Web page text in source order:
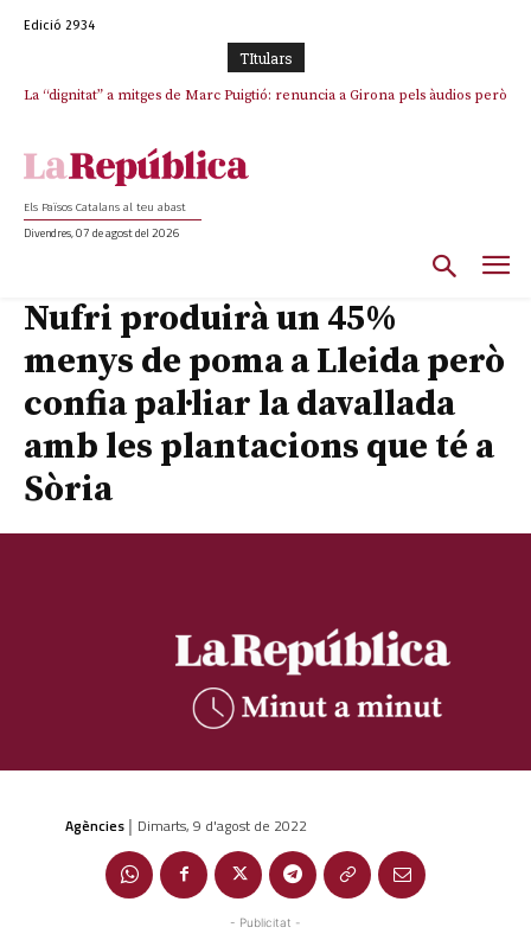
Edició 2934
TItulars
La “dignitat” a mitges de Marc Puigtió: renuncia a Girona pels àudios però
Els Països Catalans al teu abast
Divendres, 07 de agost del 2026
Nufri produirà un 45%
menys de poma a Lleida però
confia pal·liar la davallada
amb les plantacions que té a
Sòria
Agències | Dimarts, 9 d'agost de 2022
- Publicitat -